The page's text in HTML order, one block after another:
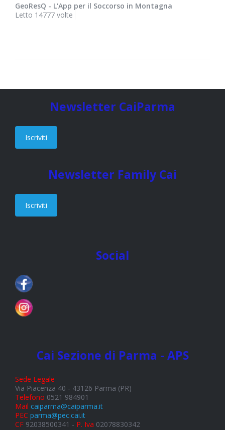
GeoResQ - L'App per il Soccorso in Montagna
Letto 14777 volte
Newsletter CaiParma
Iscriviti
Newsletter Family Cai
Iscriviti
Social
Cai Sezione di Parma - APS
Sede Legale
Via Piacenza 40 - 43126 Parma (PR)
Telefono 0521 984901
Mail caiparma@caiparma.it
PEC parma@pec.cai.it
CF 92038500341 - P. Iva 02078830342